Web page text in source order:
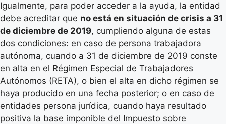
Igualmente, para poder acceder a la ayuda, la entidad
debe acreditar que no está en situación de crisis a 31
de diciembre de 2019, cumpliendo alguna de estas
dos condiciones: en caso de persona trabajadora
autónoma, cuando a 31 de diciembre de 2019 conste
en alta en el Régimen Especial de Trabajadores
Autónomos (RETA), o bien el alta en dicho régimen se
haya producido en una fecha posterior; o en caso de
entidades persona jurídica, cuando haya resultado
positiva la base imponible del Impuesto sobre